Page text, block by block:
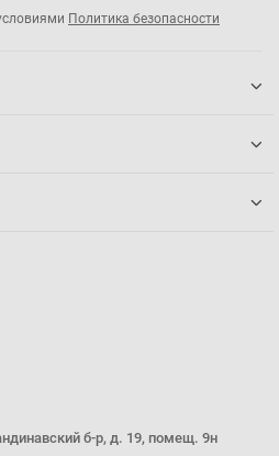
Политика безопасности
б-р, д. 19, помещ. 9н